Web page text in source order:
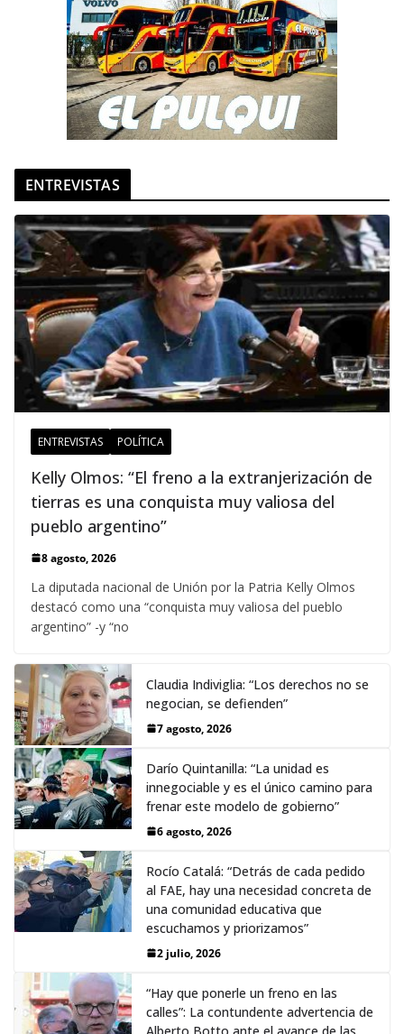
ENTREVISTAS
ENTREVISTAS POLÍTICA
Kelly Olmos: “El freno a la extranjerización de
tierras es una conquista muy valiosa del
pueblo argentino”
8 agosto, 2026
La diputada nacional de Unión por la Patria Kelly Olmos
destacó como una “conquista muy valiosa del pueblo
argentino” -y “no
Claudia Indiviglia: “Los derechos no se
negocian, se defienden”
7 agosto, 2026
Darío Quintanilla: “La unidad es
innegociable y es el único camino para
frenar este modelo de gobierno”
6 agosto, 2026
Rocío Catalá: “Detrás de cada pedido
al FAE, hay una necesidad concreta de
una comunidad educativa que
escuchamos y priorizamos”
2 julio, 2026
“Hay que ponerle un freno en las
calles”: La contundente advertencia de
Alberto Botto ante el avance de las